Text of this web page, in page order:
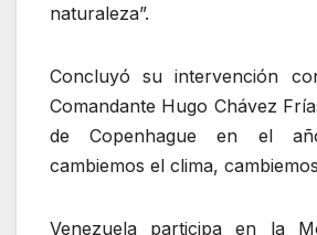
naturaleza”.
Concluyó su intervención
Comandante Hugo Chávez
de Copenhague en el
cambiemos el clima,
Venezuela participa en la